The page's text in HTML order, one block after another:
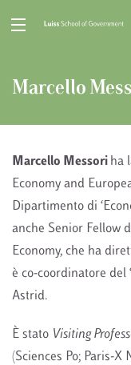
Marcello
Marcello Messori ha
Economy and
Dipartimento di
anche Senior Fellow
Economy, che ha
è co-coordinatore del
Astrid.
È stato Visiting
(Sciences Po; Paris-X